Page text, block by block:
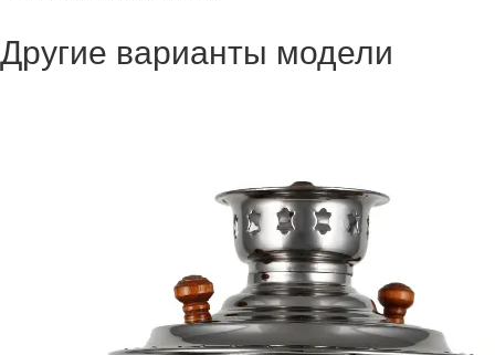
Другие варианты модели